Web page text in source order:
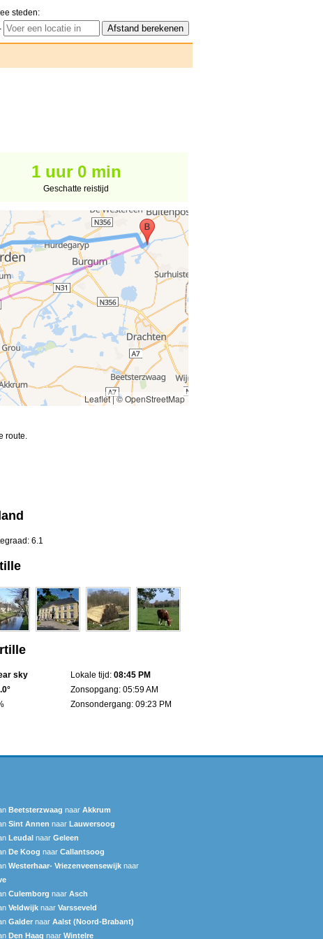
steden:
1 uur 0 min
Geschatte reistijd
Leaflet|© OpenStreetMap
route.
6.1
sky
Lokale tijd: 08:45 PM
Zonsopgang: 05:59 AM
Zonsondergang: 09:23 PM
Beetsterzwaag naar Akkrum
Sint Annen naar Lauwersoog
Leudal‎ naar Geleen
De Koog naar Callantsoog
Westerhaar- Vriezenveensewijk naar
Culemborg naar Asch
Veldwijk naar Varsseveld
Galder naar Aalst (Noord-Brabant)
Den Haag naar Wintelre